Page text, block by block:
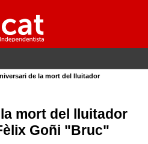
de la mort del lluitador
mort del lluitador
Goñi "Bruc"